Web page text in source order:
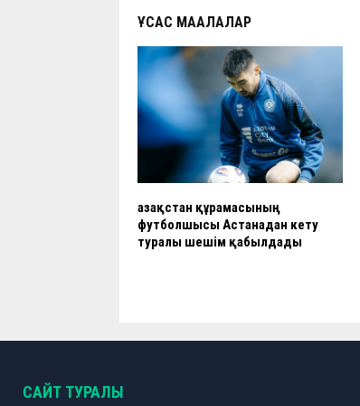
ҰҚСАС МАҚАЛАЛАР
Қазақстан құрамасының
футболшысы Астанадан кету
туралы шешім қабылдады
САЙТ ТУРАЛЫ